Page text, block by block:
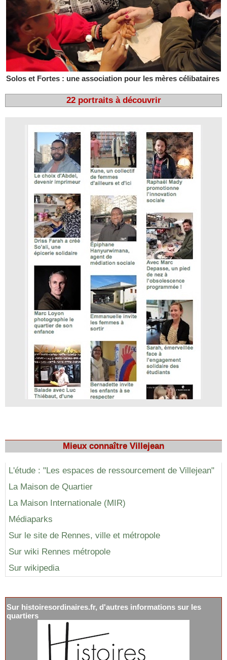
Solos et Fortes : une association pour les mères célibataires
22 portraits à découvrir
Mieux connaître Villejean
L'étude : "Les espaces de ressourcement de Villejean"
La Maison de Quartier
La Maison Internationale (MIR)
Médiaparks
Sur le site de Rennes, ville et métropole
Sur wiki Rennes métropole
Sur wikipedia
Sur histoiresordinaires.fr, d'autres informations sur les
quartiers